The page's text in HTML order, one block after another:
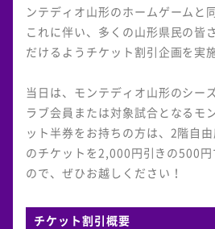
ンテディオ山形のホームゲームと
これに伴い、多くの山形県民の皆
だけるようチケット割引企画を実
当日は、モンテディオ山形のシー
ラブ会員または対象試合となるモ
ット半券をお持ちの方は、2階自
のチケットを2,000円引きの500
ので、ぜひお越しください！
チケット割引概要